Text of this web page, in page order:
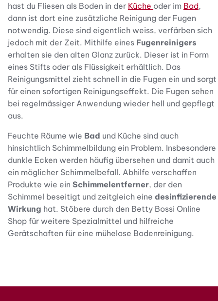
hast du Fliesen als Boden in der Küche oder im Bad,
dann ist dort eine zusätzliche Reinigung der Fugen
notwendig. Diese sind eigentlich weiss, verfärben sich
jedoch mit der Zeit. Mithilfe eines Fugenreinigers
erhalten sie den alten Glanz zurück. Dieser ist in Form
eines Stifts oder als Flüssigkeit erhältlich. Das
Reinigungsmittel zieht schnell in die Fugen ein und sorgt
für einen sofortigen Reinigungseffekt. Die Fugen sehen
bei regelmässiger Anwendung wieder hell und gepflegt
aus.
Feuchte Räume wie Bad und Küche sind auch
hinsichtlich Schimmelbildung ein Problem. Insbesondere
dunkle Ecken werden häufig übersehen und damit auch
ein möglicher Schimmelbefall. Abhilfe verschaffen
Produkte wie ein Schimmelentferner, der den
Schimmel beseitigt und zeitgleich eine desinfizierende
Wirkung hat. Stöbere durch den Betty Bossi Online
Shop für weitere Spezialmittel und hilfreiche
Gerätschaften für eine mühelose Bodenreinigung.